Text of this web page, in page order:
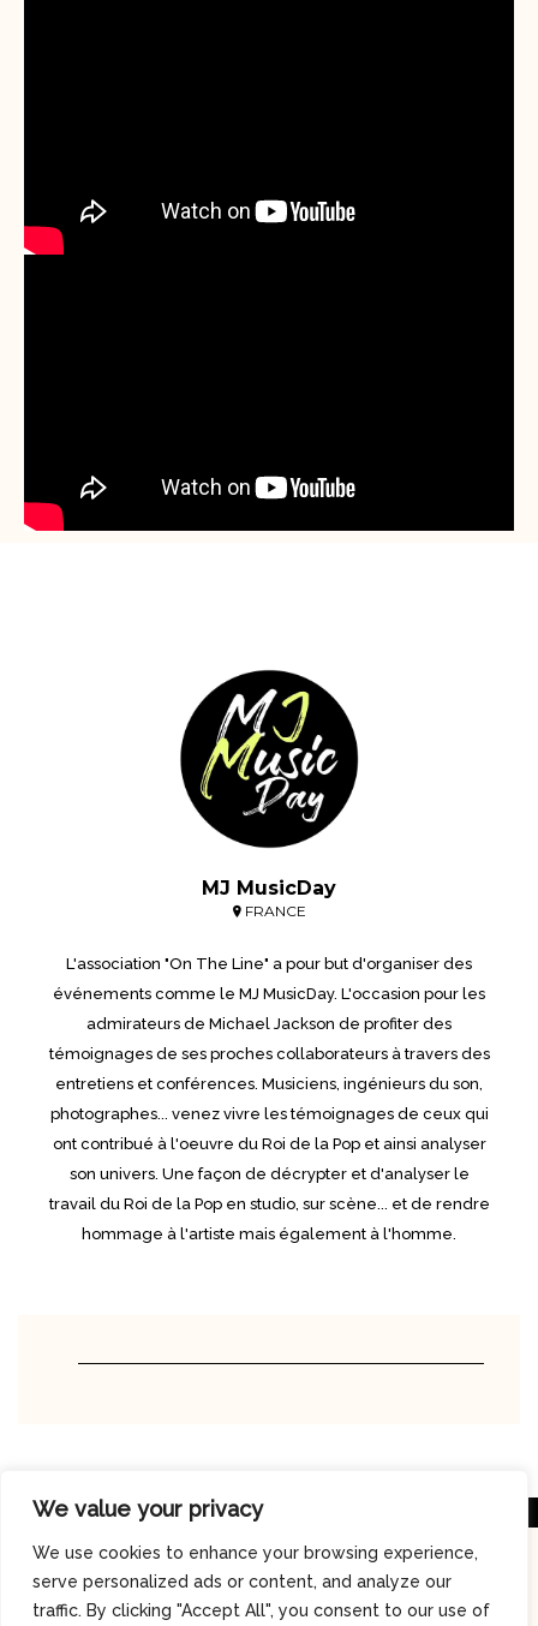
We value your privacy
We use cookies to enhance your browsing experience,
serve personalized ads or content, and analyze our
traffic. By clicking "Accept All", you consent to our use of
MJ MusicDay
FRANCE
L'association "On The Line" a pour but d'organiser des
événements comme le MJ MusicDay. L'occasion pour les
admirateurs de Michael Jackson de profiter des
témoignages de ses proches collaborateurs à travers des
entretiens et conférences. Musiciens, ingénieurs du son,
photographes... venez vivre les témoignages de ceux qui
ont contribué à l'oeuvre du Roi de la Pop et ainsi analyser
son univers. Une façon de décrypter et d'analyser le
travail du Roi de la Pop en studio, sur scène... et de rendre
hommage à l'artiste mais également à l'homme.